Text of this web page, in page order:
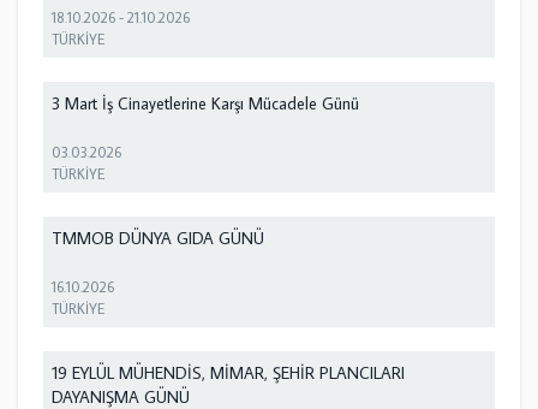
18.10.2026 -21.10.2026
TÜRKİYE
3 Mart İş Cinayetlerine Karşı Mücadele Günü
03.03.2026
TÜRKİYE
TMMOB DÜNYA GIDA GÜNÜ
16.10.2026
TÜRKİYE
19 EYLÜL MÜHENDİS, MİMAR, ŞEHİR PLANCILARI
DAYANIŞMA GÜNÜ